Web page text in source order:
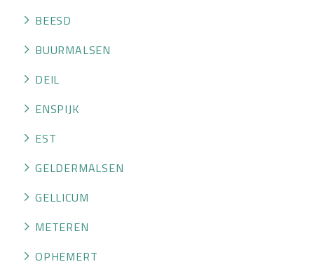
BEESD
BUURMALSEN
DEIL
ENSPIJK
EST
GELDERMALSEN
GELLICUM
METEREN
OPHEMERT